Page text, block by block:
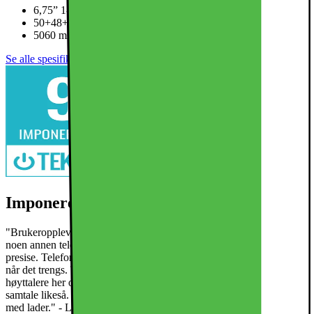
6,75” 1-120Hz pOLED-skjerm
50+48+48 MP trippelt kameraoppsett
5060 mAh-batteri, trådløs lading
Se alle spesifikasjoner
Imponerende - Tek.no*
"Brukeropplevelsen i Pixel 9 Pro og Pro XL er bedre enn du får i
noen annen telefon. Her flyter menyene, skjermene er innmari
presise. Telefonene kjennes solid bygget og har vanvittig lysstyrke
når det trengs. Titter du på TikTok eller gamer, er det kraftige
høyttalere her også. Batteritiden er tipp topp og lydkvalitet under
samtale likeså. De lader ganske raskt, men ingen av dem kommer
med lader." - Les hele testen ved å trykke på les mer under